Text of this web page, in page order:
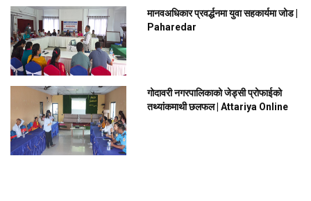
मानवअधिकार प्रवर्द्धनमा युवा सहकार्यमा जोड |
Paharedar
गोदावरी नगरपालिकाको जेड्सी प्रोफाईको
तथ्यांकमाथी छलफल | Attariya Online